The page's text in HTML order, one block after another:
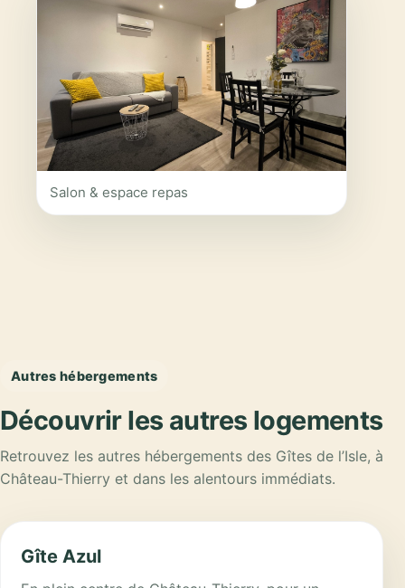
Salon & espace repas
Autres hébergements
Découvrir les autres logements
Retrouvez les autres hébergements des Gîtes de l’Isle, à
Château-Thierry et dans les alentours immédiats.
Gîte Azul